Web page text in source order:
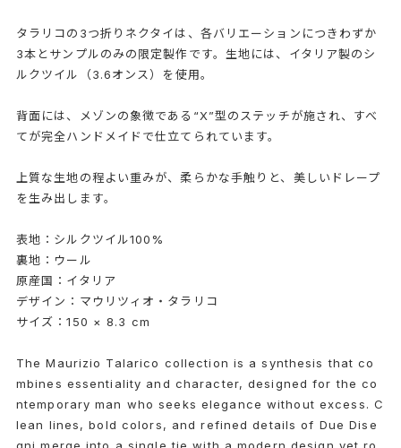
タラリコの3つ折りネクタイは、各バリエーションにつきわずか
3本とサンプルのみの限定製作です。生地には、イタリア製のシ
ルクツイル（3.6オンス）を使用。
背面には、メゾンの象徴である“X”型のステッチが施され、すべ
てが完全ハンドメイドで仕立てられています。
上質な生地の程よい重みが、柔らかな手触りと、美しいドレープ
を生み出します。
表地：シルクツイル100%
裏地：ウール
原産国：イタリア
デザイン：マウリツィオ・タラリコ
サイズ：150 × 8.3 cm
The Maurizio Talarico collection is a synthesis that co
mbines essentiality and character, designed for the co
ntemporary man who seeks elegance without excess. C
lean lines, bold colors, and refined details of Due Dise